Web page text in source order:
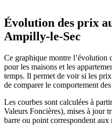
Évolution des prix
Ampilly-le-Sec
Ce graphique montre l’évolution
pour les maisons et les
temps. Il permet de voir si les
de comparer le comportement
Les courbes sont calculées à
Valeurs Foncières), mises à jour
barre ou point correspondent aux